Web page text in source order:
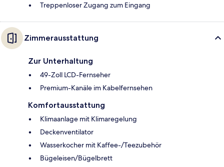
Treppenloser Zugang zum Eingang
Zimmerausstattung
Zur Unterhaltung
49-Zoll LCD-Fernseher
Premium-Kanäle im Kabelfernsehen
Komfortausstattung
Klimaanlage mit Klimaregelung
Deckenventilator
Wasserkocher mit Kaffee-/Teezubehör
Bügeleisen/Bügelbrett